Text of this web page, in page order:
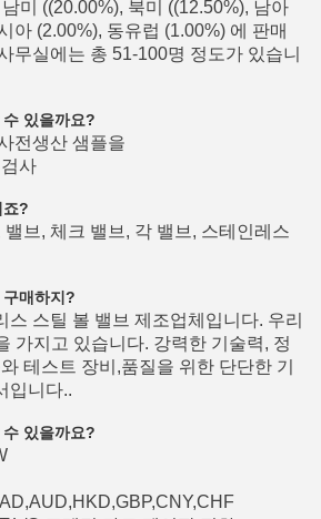
미 ((20.00%), 북미 ((12.50%), 남아
아 (2.00%), 동유럽 (1.00%) 에 판매
무실에는 총 51-100명 정도가 있습니
있을까요?
전생산 샘플을
사
죠?
브, 체크 밸브, 각 밸브, 스테인레스
매하지?
스 스틸 볼 밸브 제조업체입니다. 우리
가지고 있습니다. 강력한 기술력, 정
테스트 장비,품질을 위한 단단한 기
입니다..
있을까요?